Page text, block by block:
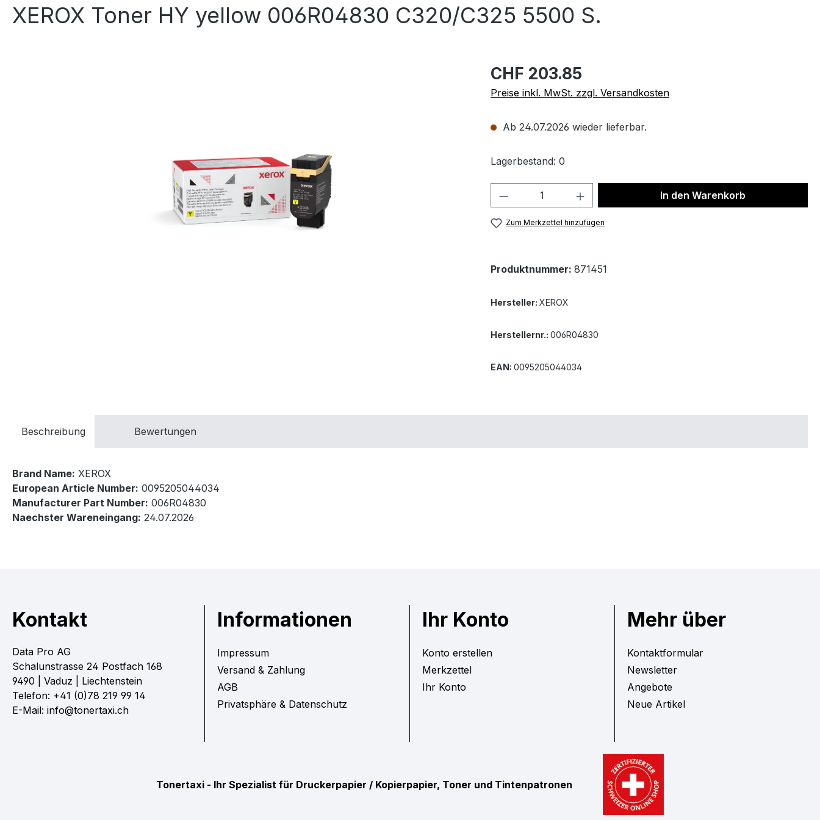
XEROX Toner HY yellow 006R04830 C320/C325 5500 S.
CHF 203.85
Preise inkl. MwSt. zzgl. Versandkosten
Ab 24.07.2026 wieder lieferbar.
Lagerbestand: 0
Produkt Anzahl: Gib den gewünschten Wert
In den Warenkorb
Zum Merkzettel hinzufügen
Produktnummer: 871451
Hersteller: XEROX
Herstellernr.: 006R04830
EAN: 0095205044034
Beschreibung Bewertungen
Brand Name: XEROX
European Article Number: 0095205044034
Manufacturer Part Number: 006R04830
Naechster Wareneingang: 24.07.2026
Kontakt
Data Pro AG
Schalunstrasse 24 Postfach 168
9490 | Vaduz | Liechtenstein
Telefon: +41 (0)78 219 99 14
E-Mail: info@tonertaxi.ch
Informationen
Impressum
Versand & Zahlung
AGB
Privatsphäre & Datenschutz
Ihr Konto
Konto erstellen
Merkzettel
Ihr Konto
Mehr über
Kontaktformular
Newsletter
Angebote
Neue Artikel
Tonertaxi - Ihr Spezialist für Druckerpapier / Kopierpapier, Toner und Tintenpatronen